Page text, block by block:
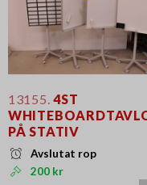
13155. 4ST
PÅ STATIV
Avslutat rop
200 kr